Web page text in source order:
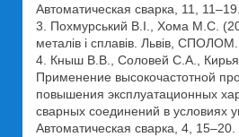
Автоматическая сварка, 11, 11–19.
3. Похмурський В.І., Хома М.С.
металів і сплавів. Львів, СПОЛОМ.
4. Кныш В.В., Соловей С.А.,
Применение высокочастотной
повышения эксплуатационных
сварных соединений в условиях
Автоматическая сварка, 4, 15–20.